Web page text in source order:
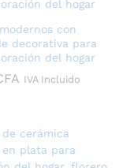
con
decorativa para
del hogar
IVA Incluido